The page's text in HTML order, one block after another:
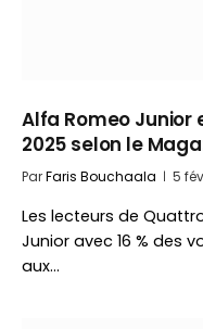
Alfa Romeo Junior
2025 selon le
ParFaris Bouchaala 5
Les lecteurs de
Junior avec 16 % des
aux…